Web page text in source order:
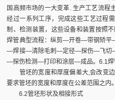
国高频市场的一大变革. 生产工艺流程
经过一系列工序，完成这些工艺过程
制、检测装置，这些设备和装置按照
焊管典型流程：纵剪―开卷―带钢矫
―焊接―清除毛刺―定径―探伤―飞切
―探伤检测―打印和涂层―成品。6.1焊
管坯的宽度和厚度偏差大,会改变边
要求管坯的宽度和厚度在公差范围之内。
6.2管坯形状及相接形式